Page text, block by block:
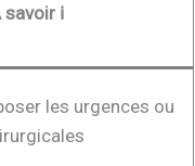
savoir ℹ️
les urgences ou